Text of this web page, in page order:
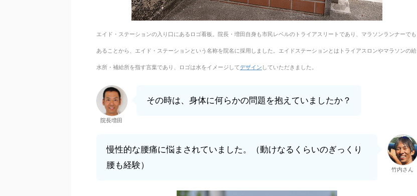
エイド・ステーションの入り口にあるロゴ看板。院長・増田自身も市民レベルのトライアスリートであり、マラソンランナーでも
あることから、エイド・ステーションという名称を院名に採用しました。エイドステーションとはトライアスロンやマラソンの給
水所・補給所を指す言葉であり、ロゴは水をイメージしてデザイン していただきました。
院長増田
その時は、身体に何らかの問題を抱えていましたか？
慢性的な腰痛に悩まされていました。（動けなるくらいのぎっくり
腰も経験）
竹内さん